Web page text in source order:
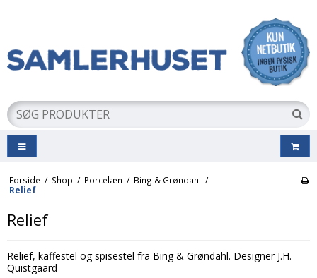
Forside / Shop / Porcelæn / Bing & Grøndahl /
Relief
Relief
Relief, kaffestel og spisestel fra Bing & Grøndahl. Designer J.H.
Quistgaard